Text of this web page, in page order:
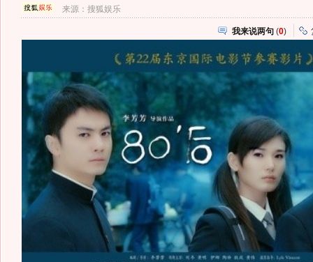
来源：搜狐娱乐
我来说两句 (0)